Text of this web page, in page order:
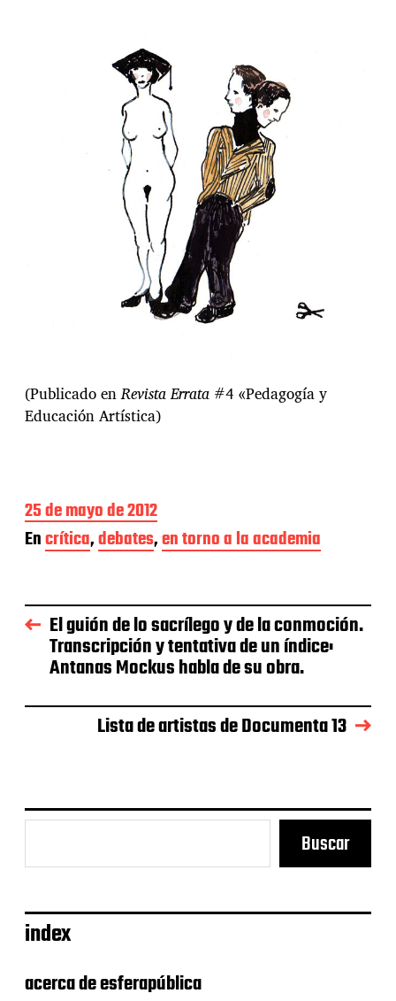
(Publicado enRevista Errata #4 «Pedagogía y
Educación Artística)
F
e
c
d
e
l
t
25 de mayo de 2012
Encrítica,debates,en torno a la academia
El guión de lo sacrílego y de la conmoción.
Transcripción y tentativa de un índice:
Antanas Mockus habla de su obra.
Lista de artistas de Documenta 13
Buscar
index
acerca de esferapública